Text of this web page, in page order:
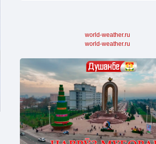
world-weather.ru
world-weather.ru